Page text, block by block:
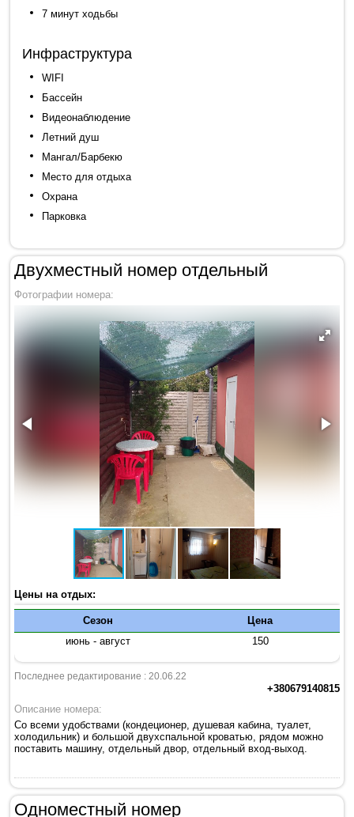
7 минут ходьбы
Инфраструктура
WIFI
Бассейн
Видеонаблюдение
Летний душ
Мангал/Барбекю
Место для отдыха
Охрана
Парковка
Двухместный номер отдельный
Фотографии номера:
Цены на отдых:
Сезон
Цена
июнь - август
150
Последнее редактирование : 20.06.22
+380679140815
Описание номера:
Со всеми удобствами (кондеционер, душевая кабина, туалет,
холодильник) и большой двухспальной кроватью, рядом можно
поставить машину, отдельный двор, отдельный вход-выход.
Одноместный номер